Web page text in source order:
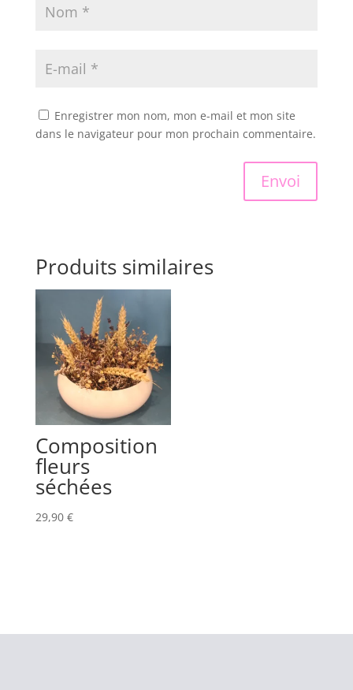
Enregistrer mon nom, mon e-mail et mon site
dans le navigateur pour mon prochain commentaire.
Envoi
Produits similaires
Composition
fleurs
séchées
29,90 €